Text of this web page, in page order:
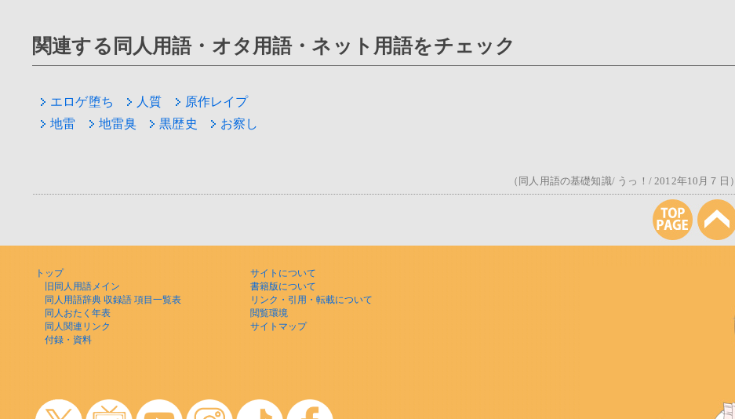
関連する同人用語・オタ用語・ネット用語をチェック
エロゲ堕ち 人質
原作レイプ
地雷
地雷臭 黒歴史 お察し
（同人用語の基礎知識/ うっ！/ 2012年10月７日）
トップ
旧同人用語メイン
同人用語辞典 収録語 項目一覧表
同人おたく年表
同人関連リンク
付録・資料
サイトについて
書籍版について
リンク・引用・転載について
閲覧環境
サイトマップ